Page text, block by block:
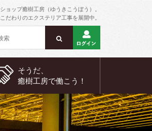
ョップ癒樹工房（ゆうきこうぼう）。
だわりのエクステリア工事を展開中。
そうだ、
癒樹工房で働こう！